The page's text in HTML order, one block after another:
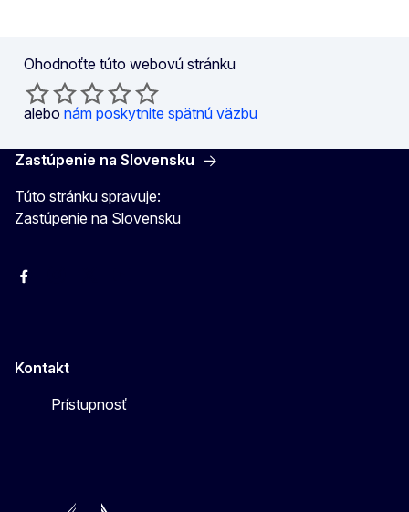
Ohodnoťte túto webovú stránku
alebo nám poskytnite spätnú väzbu
Zastúpenie na Slovensku
Túto stránku spravuje:
Zastúpenie na Slovensku
Facebook
Kontakt
Prístupnosť